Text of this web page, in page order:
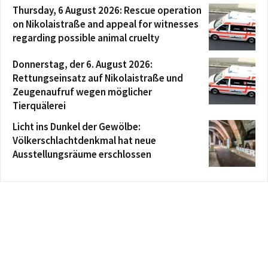
Thursday, 6 August 2026: Rescue operation
on Nikolaistraße and appeal for witnesses
regarding possible animal cruelty
Donnerstag, der 6. August 2026:
Rettungseinsatz auf Nikolaistraße und
Zeugenaufruf wegen möglicher
Tierquälerei
Licht ins Dunkel der Gewölbe:
Völkerschlachtdenkmal hat neue
Ausstellungsräume erschlossen